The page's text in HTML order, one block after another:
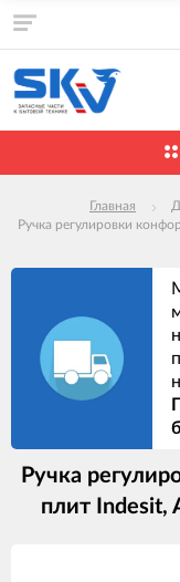
Главная
Ручка регулировки
Ручка
плит Indesit,